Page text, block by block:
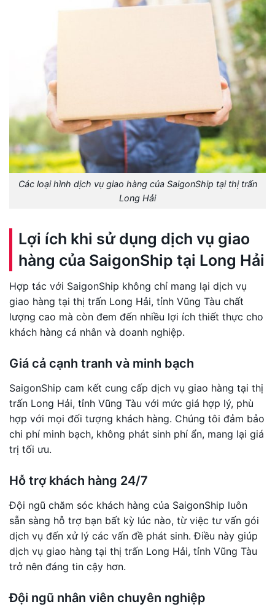
Các loại hình dịch vụ giao hàng của SaigonShip tại thị trấn
Long Hải
Lợi ích khi sử dụng dịch vụ giao
hàng của SaigonShip tại Long Hải
Hợp tác với SaigonShip không chỉ mang lại dịch vụ
giao hàng tại thị trấn Long Hải, tỉnh Vũng Tàu chất
lượng cao mà còn đem đến nhiều lợi ích thiết thực cho
khách hàng cá nhân và doanh nghiệp.
Giá cả cạnh tranh và minh bạch
SaigonShip cam kết cung cấp dịch vụ giao hàng tại thị
trấn Long Hải, tỉnh Vũng Tàu với mức giá hợp lý, phù
hợp với mọi đối tượng khách hàng. Chúng tôi đảm bảo
chi phí minh bạch, không phát sinh phí ẩn, mang lại giá
trị tối ưu.
Hỗ trợ khách hàng 24/7
Đội ngũ chăm sóc khách hàng của SaigonShip luôn
sẵn sàng hỗ trợ bạn bất kỳ lúc nào, từ việc tư vấn gói
dịch vụ đến xử lý các vấn đề phát sinh. Điều này giúp
dịch vụ giao hàng tại thị trấn Long Hải, tỉnh Vũng Tàu
trở nên đáng tin cậy hơn.
Đội ngũ nhân viên chuyên nghiệp